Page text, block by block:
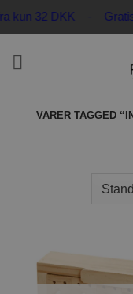
Fortsæt
kun 32 DKK - Gratis
VARER TAGGED